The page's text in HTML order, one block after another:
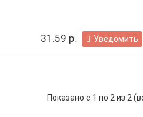
31.59 р. Уведомить
Показано с 1 по 2 из 2